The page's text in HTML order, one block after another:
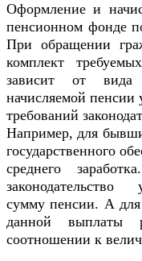
Оформление и
пенсионном фонде
При обращении
комплект
зависит от вида
начисляемой пенсии
требований
Например, для
государственного
среднего
законодательство
сумму пенсии. А для
данной выплаты
соотношении к